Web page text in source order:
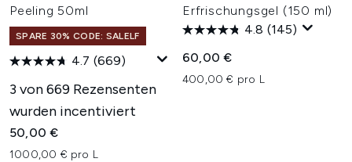
Peeling 50ml
SPARE 30% CODE: SALELF
4.7 (669)
3 von 669 Rezensenten
wurden incentiviert
50,00 €
1000,00 € pro L
Erfrischungsgel (150 ml)
4.8 (145)
60,00 €
400,00 € pro L